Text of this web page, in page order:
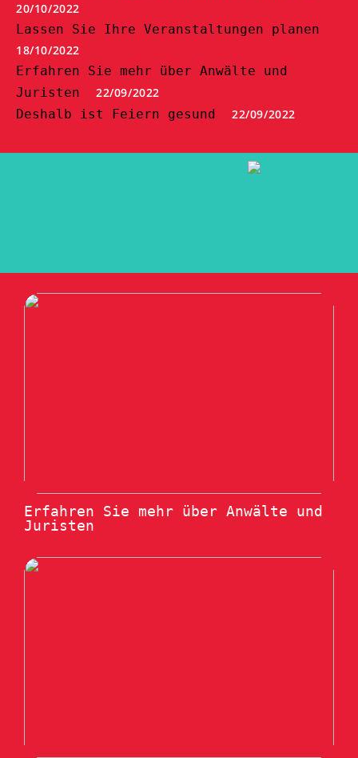
20/10/2022
Lassen Sie Ihre Veranstaltungen planen
18/10/2022
Erfahren Sie mehr über Anwälte und
Juristen
22/09/2022
Deshalb ist Feiern gesund
22/09/2022
Erfahren Sie mehr über Anwälte und
Juristen